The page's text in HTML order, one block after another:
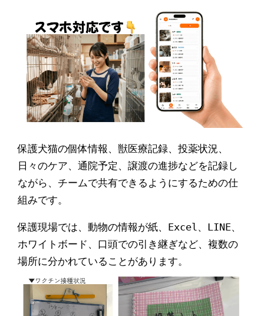
保護犬猫の個体情報、獣医療記録、投薬状況、
日々のケア、通院予定、譲渡の進捗などを記録し
ながら、チームで共有できるようにするための仕
組みです。
保護現場では、動物の情報が紙、Excel、LINE、
ホワイトボード、口頭での引き継ぎなど、複数の
場所に分かれていることがあります。